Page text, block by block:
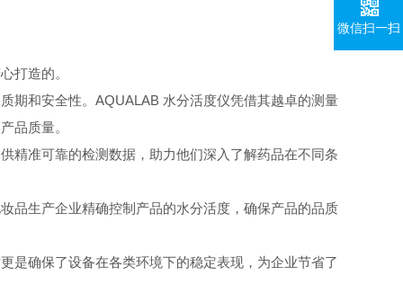
打造的。
期和安全性。 AQUALAB 水分活度仪凭借其越卓的测量
品质量。
精准可靠的检测数据，助力他们深入了解药品在不同条
品生产企业精确控制产品的水分活度，确保产品的品质
是确保了设备在各类环境下的稳定表现，为企业节省了
微信扫一扫